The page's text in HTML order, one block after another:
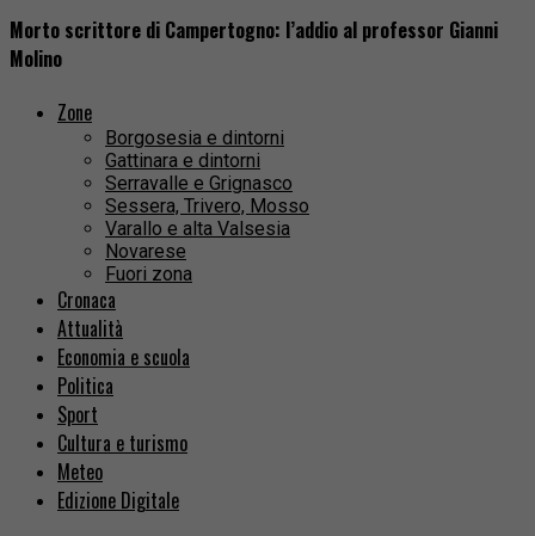
Morto scrittore di Campertogno: l’addio al professor Gianni
Molino
Zone
Borgosesia e dintorni
Gattinara e dintorni
Serravalle e Grignasco
Sessera, Trivero, Mosso
Varallo e alta Valsesia
Novarese
Fuori zona
Cronaca
Attualità
Economia e scuola
Politica
Sport
Cultura e turismo
Meteo
Edizione Digitale